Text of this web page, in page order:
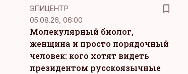
ЭПИЦЕНТР
05.08.26, 06:00
Молекулярный биолог,
женщина и просто порядочный
человек: кого хотят видеть
президентом русскоязычные